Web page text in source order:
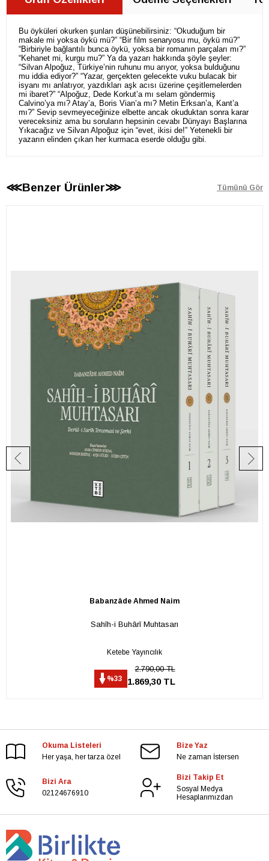
Bu öyküleri okurken şunları düşünebilirsiniz: “Okuduğum bir
makale mi yoksa öykü mü?” “Bir film senaryosu mu, öykü mü?”
“Birbiriyle bağlantılı bunca öykü, yoksa bir romanın parçaları mı?”
“Kehanet mi, kurgu mu?” Ya da yazarı hakkında şöyle şeyler:
“Silvan Alpoğuz, Türkiye’nin ruhunu mu arıyor, yoksa bulduğunu
mu iddia ediyor?” “Yazar, gerçekten gelecekte vuku bulacak bir
isyanı mı anlatıyor, yazdıkları aşk acısı üzerine çeşitlemelerden
mi ibaret?” “Alpoğuz, Dede Korkut’a mı selam göndermiş
Calvino’ya mı? Atay’a, Boris Vian’a mı? Metin Erksan’a, Kant’a
mı?” Sevip sevmeyeceğinize elbette ancak okuduktan sonra karar
vereceksiniz ama bu soruların hepsinin cevabı Dünyayı Başlarına
Yıkacağız ve Silvan Alpoğuz için “evet, ikisi de!” Yetenekli bir
yazarın elinden çıkan her kurmaca eserde olduğu gibi.
⋘Benzer Ürünler⋙ Tümünü Gör
Babanzâde Ahmed Naim
Sahîh-i Buhârî Muhtasarı
Ketebe Yayıncılık
%33
2.790,00 TL
1.869,30 TL
Okuma Listeleri
Her yaşa, her tarza özel
Bize Yaz
Ne zaman İstersen
Bizi Ara
02124676910
Bizi Takip Et
Sosyal Medya
Hesaplarımızdan